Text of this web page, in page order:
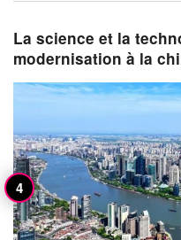
La science et la
modernisation à la